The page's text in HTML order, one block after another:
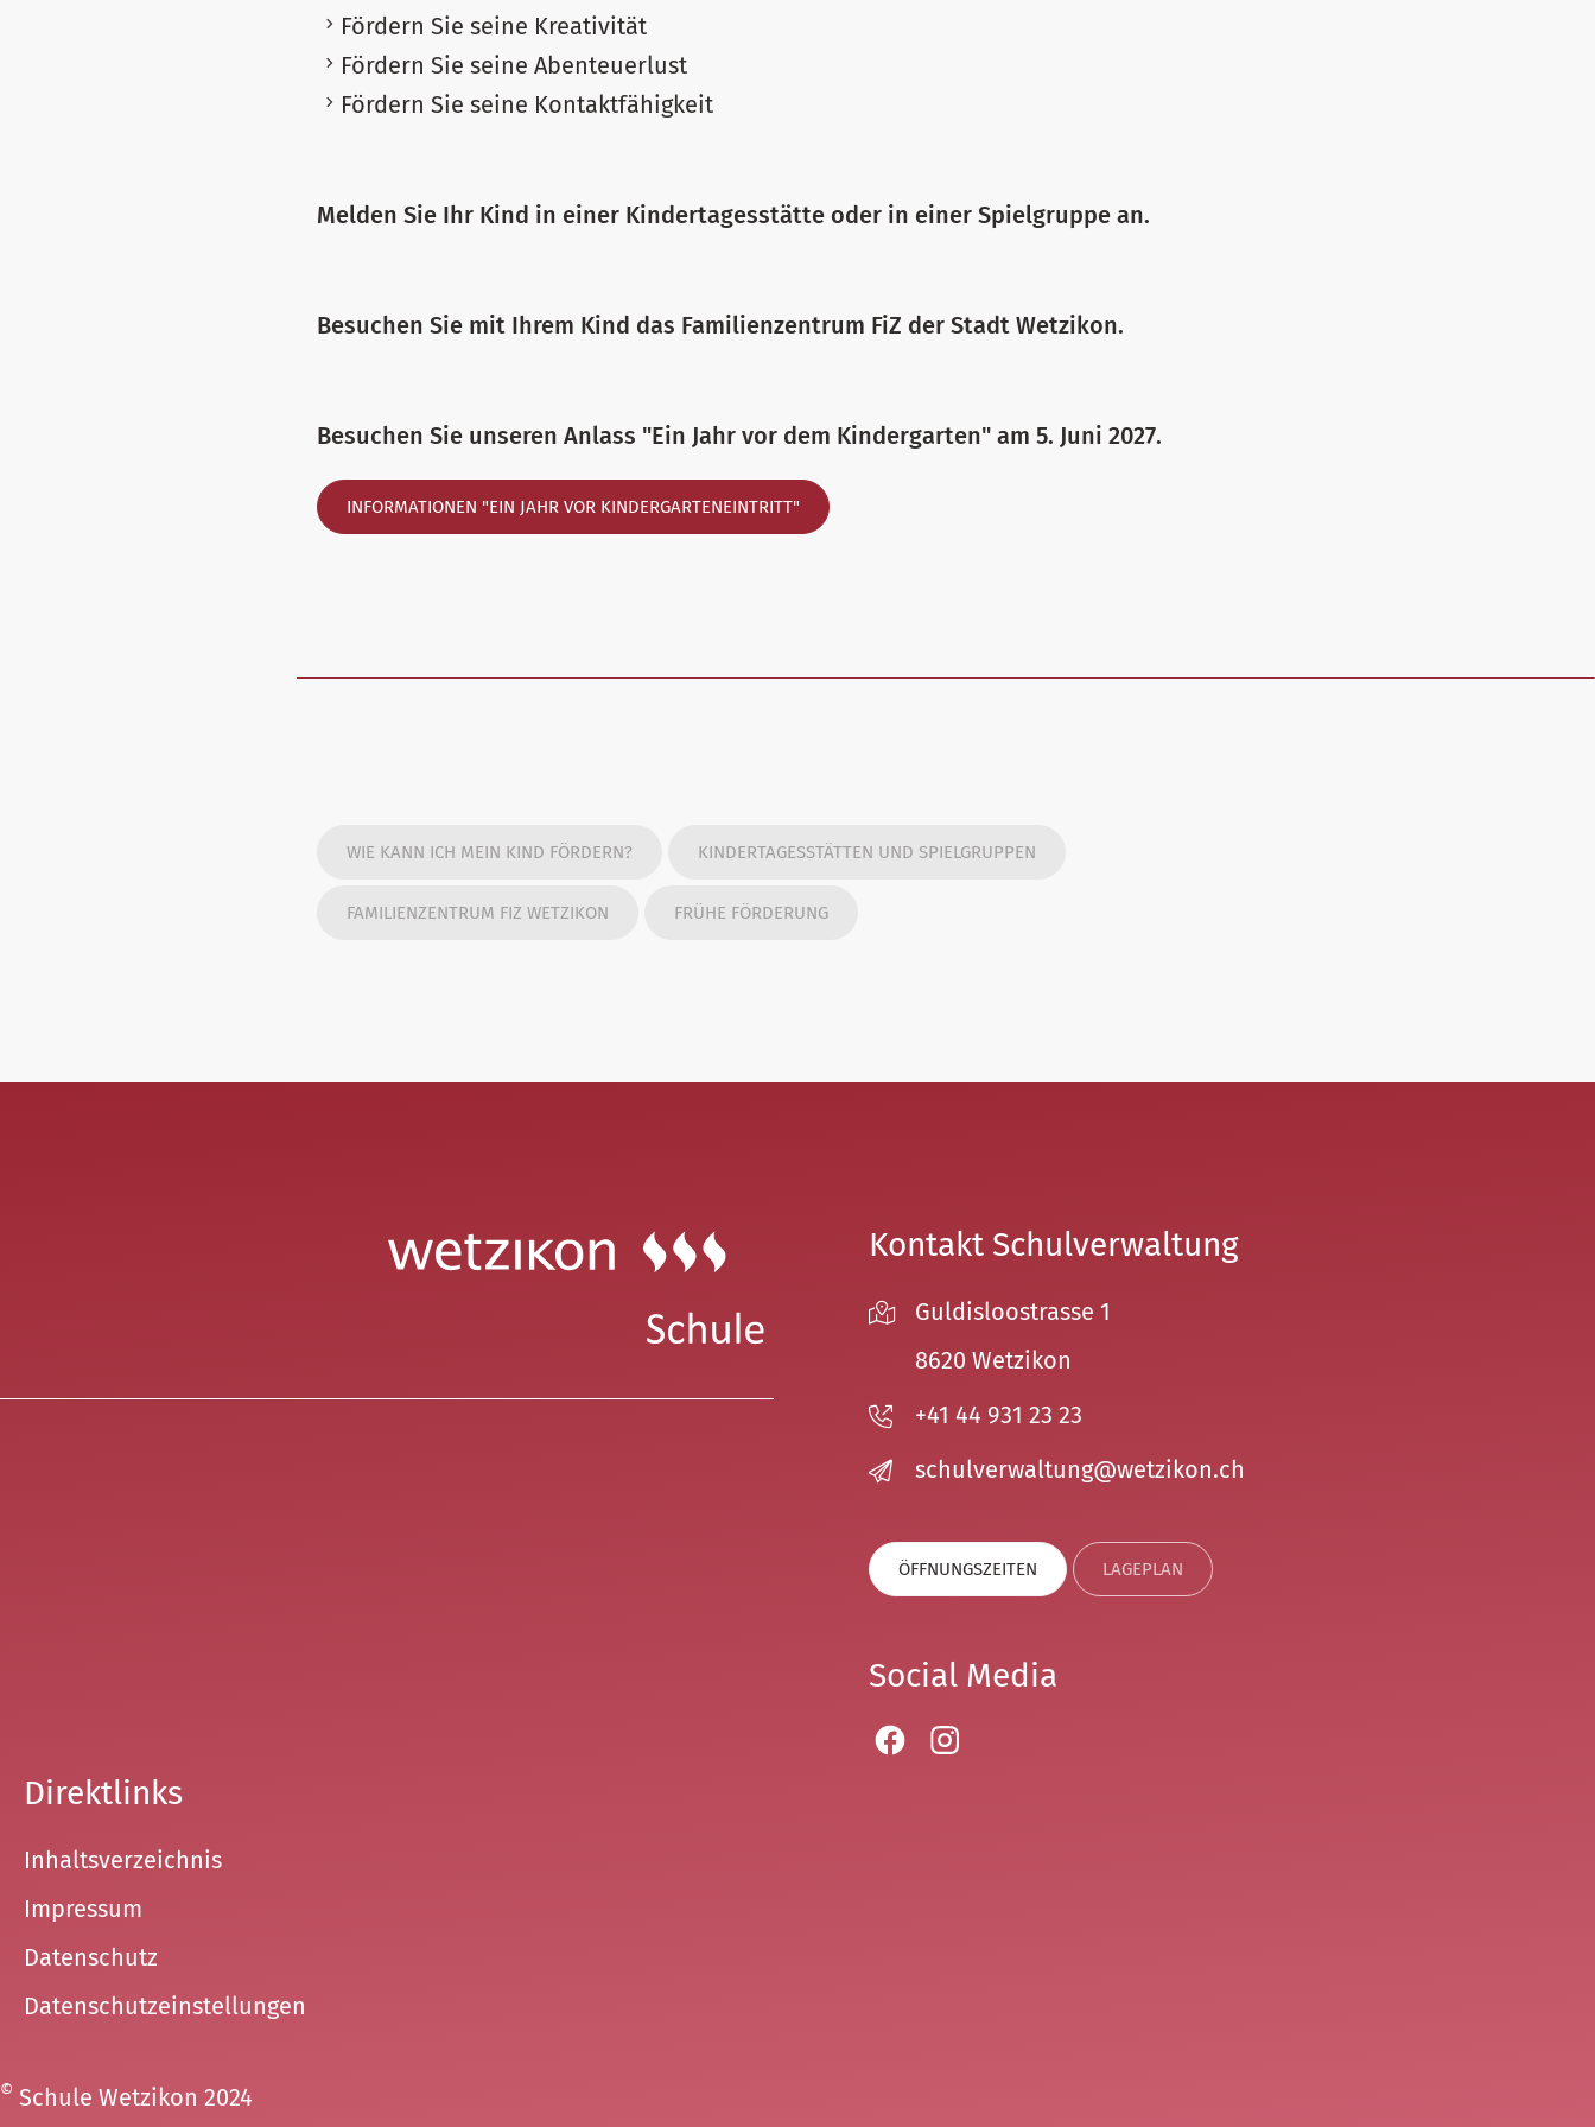
Fördern Sie seine Kreativität
Fördern Sie seine Abenteuerlust
Fördern Sie seine Kontaktfähigkeit
Melden Sie Ihr Kind in einer Kindertagesstätte oder in einer Spielgruppe an.
Besuchen Sie mit Ihrem Kind das Familienzentrum FiZ der Stadt Wetzikon.
Besuchen Sie unseren Anlass "Ein Jahr vor dem Kindergarten" am 5. Juni 2027.
INFORMATIONEN "EIN JAHR VOR KINDERGARTENEINTRITT"
WIE KANN ICH MEIN KIND FÖRDERN? KINDERTAGESSTÄTTEN UND SPIELGRUPPEN
FAMILIENZENTRUM FIZ WETZIKON FRÜHE FÖRDERUNG
Kontakt Schulverwaltung
Guldisloostrasse 1
8620 Wetzikon
+41 44 931 23 23
sch
lv rw lt ng w tz k n ch
ÖFFNUNGSZEITEN LAGEPLAN
Social Media
Direktlinks
Inhaltsverzeichnis
Impressum
Datenschutz
Datenschutzeinstellungen
© Schule Wetzikon 2024